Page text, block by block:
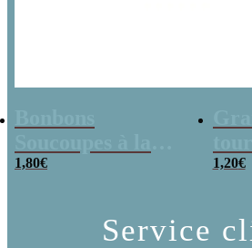
poudre (x20)
1,80€
x 3
1,20€
Service